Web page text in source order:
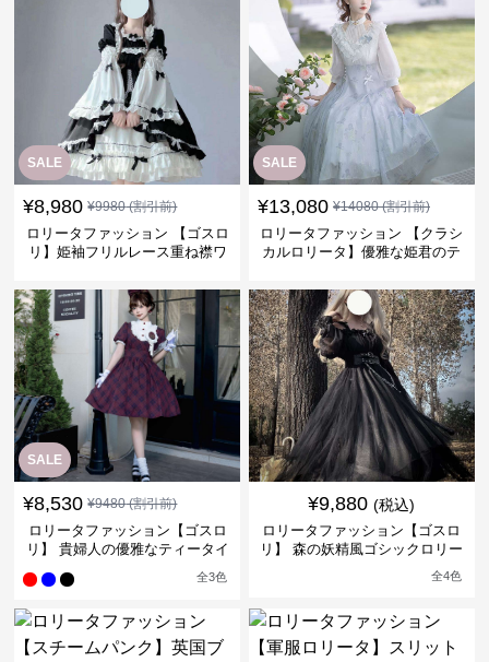
SALE
¥8,980 ¥9980(割引前)
ロリータファッション 【ゴスロ
リ】姫袖フリルレース重ね襟ワ
SALE
¥13,080 ¥14080(割引前)
ロリータファッション 【クラシ
カルロリータ】優雅な姫君のテ
SALE
¥8,530 ¥9480(割引前)
ロリータファッション【ゴスロ
リ】 貴婦人の優雅なティータイ
全3色
¥9,880 (税込)
ロリータファッション【ゴスロ
リ】 森の妖精風ゴシックロリー
全4色